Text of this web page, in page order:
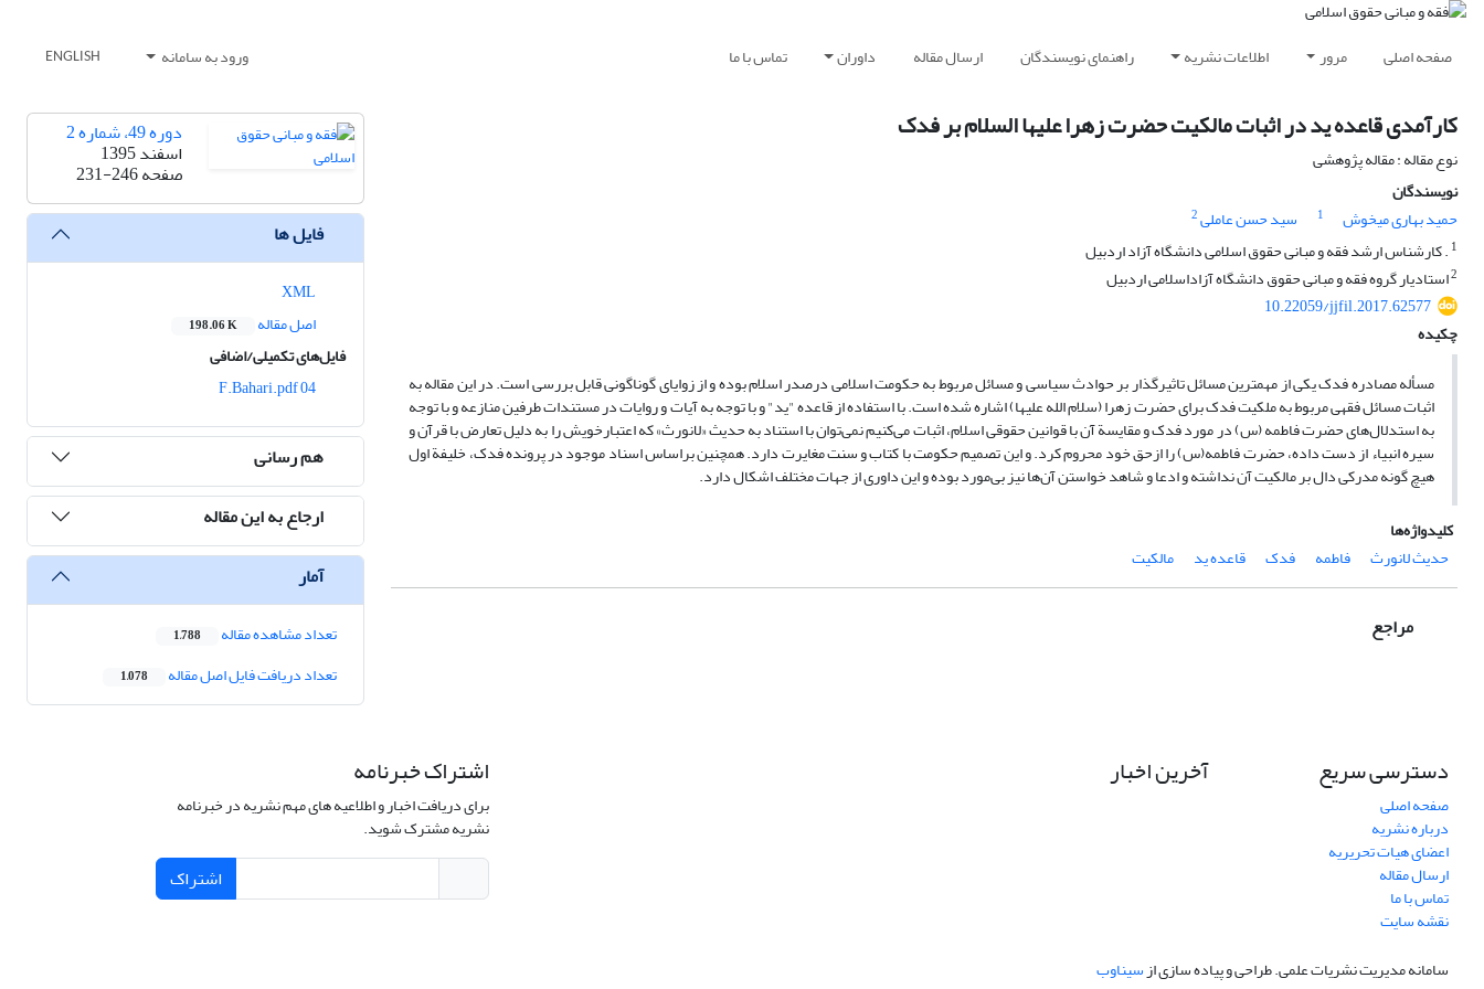
صفحه اصلی مرور اطلاعات نشریه راهنمای نویسندگان ارسال مقاله داوران تماس با ما ورود به سامانه ENGLISH
کارآمدی قاعده ید در اثبات مالکیت حضرت زهرا علیها السلام بر فدک
نوع مقاله : مقاله پژوهشی
نویسندگان
حمید بهاری میخوش
1 سید حسن عاملی2
1 . کارشناس ارشد فقه و مبانی حقوق اسلامی دانشگاه آزاد اردبیل
2استادیار گروه فقه و مبانی حقوق دانشگاه آزاداسلامی اردبیل
10.22059/jjfil.2017.62577
چکیده
مسأله مصادره فدک یکی از مهمترین مسائل تاثیرگذار بر حوادث سیاسی و مسائل مربوط به حکومت اسلامی درصدر اسلام بوده و از زوایای گوناگونی قابل بررسی است. در این مقاله به
اثبات مسائل فقهی مربوط به ملکیت فدک برای حضرت زهرا (سلام الله علیها) اشاره شده است. با استفاده از قاعده "ید" و با توجه به آیات و روایات در مستندات طرفین منازعه و با توجه
به استدلال‌های حضرت فاطمه (س) در مورد فدک و مقایسة آن با قوانین حقوقی اسلام، اثبات می‌کنیم نمی‌توان با استناد به حدیث «لانورث» که اعتبارخویش را به دلیل تعارض با قرآن و
سیره انبیاء از دست داده، حضرت فاطمه(س) را ازحق خود محروم کرد. و این تصمیم حکومت با کتاب و سنت مغایرت دارد. همچنین براساس اسناد موجود در پرونده فدک، خلیفة اول
هیچ گونه مدرکی دال بر مالکیت آن نداشته و ادعا و شاهد خواستن آن‌ها نیز بی‌مورد بوده و این داوری از جهات مختلف اشکال دارد.
کلیدواژه‌ها
حدیث لانورث
فاطمه فدک قاعده ید مالکیت
مراجع
دوره 49، شماره 2
اسفند 1395
صفحه231-246
فایل ها
اصل مقاله
198.06 K
فایل‌های تکمیلی/اضافی
04 F.Bahari.pdf
هم رسانی
ارجاع به این مقاله
آمار
تعداد مشاهده مقاله 1,788
تعداد دریافت فایل اصل مقاله 1,078
دسترسی سریع
صفحه اصلی
درباره نشریه
اعضای هیات تحریریه
ارسال مقاله
تماس با ما
نقشه سایت
آخرین اخبار اشتراک خبرنامه
برای دریافت اخبار و اطلاعیه های مهم نشریه در خبرنامه
نشریه مشترک شوید.
اشتراک
سامانه مدیریت نشریات علمی.طراحی و پیاده سازی ازسیناوب